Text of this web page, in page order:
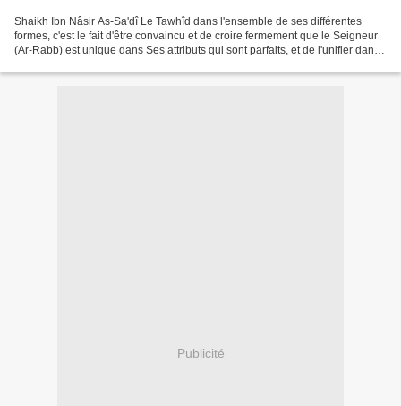
Shaikh Ibn Nâsir As-Sa'dî Le Tawhîd dans l'ensemble de ses différentes
formes, c'est le fait d'être convaincu et de croire fermement que le Seigneur
(Ar-Rabb) est unique dans Ses attributs qui sont parfaits, et de l'unifier dans
Publicité